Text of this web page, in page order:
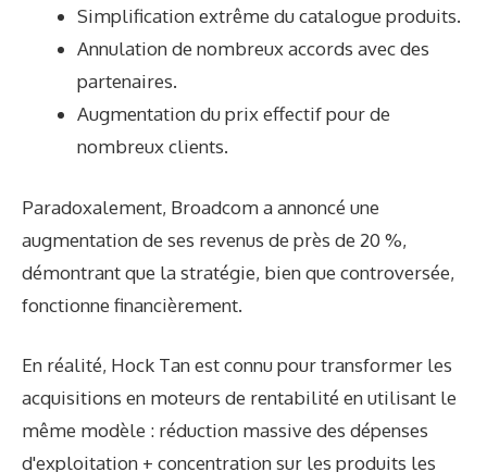
Simplification extrême du catalogue produits.
Annulation de nombreux accords avec des
partenaires.
Augmentation du prix effectif pour de
nombreux clients.
Paradoxalement, Broadcom a annoncé une
augmentation de ses revenus de près de 20 %,
démontrant que la stratégie, bien que controversée,
fonctionne financièrement.
En réalité, Hock Tan est connu pour transformer les
acquisitions en moteurs de rentabilité en utilisant le
même modèle : réduction massive des dépenses
d'exploitation + concentration sur les produits les